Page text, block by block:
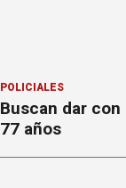
POLICIALES
Buscan dar
77 años